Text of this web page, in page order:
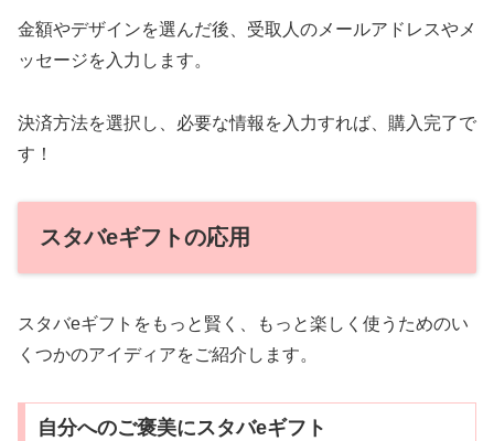
金額やデザインを選んだ後、受取人のメールアドレスやメ
ッセージを入力します。
決済方法を選択し、必要な情報を入力すれば、購入完了で
す！
スタバeギフトの応用
スタバeギフトをもっと賢く、もっと楽しく使うためのい
くつかのアイディアをご紹介します。
自分へのご褒美にスタバeギフト